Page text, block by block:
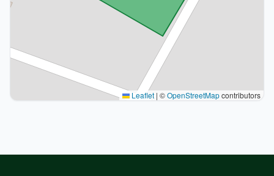
Leaflet | ©OpenStreetMapcontributors